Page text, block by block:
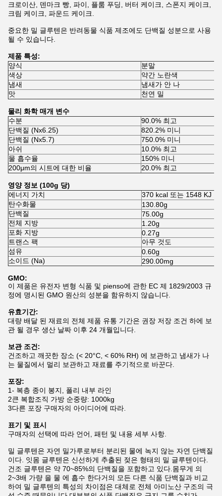
크로이산, 덴마크 빵, 파이, 플룸 푸딩, 버터 케이크, 스폰지 케이크,
크림 케이크, 파운드 케이크.
중요한 밀 글루텐은 반려동물 식품 제조에도 단백질 성분으로 사용
될 수 있습니다.
제품 특성:
양식
분말
색상
약간 노란색
냄새
냄새가 안 나
맛
천연 밀
물리 화학 매개 변수
수분
90.0% 최고
단백질 (Nx6.25)
820.2% 미니
단백질 (Nx5.7)
750.0% 미니
아쉬
10.0% 최고
물 흡수율
150% 미니
200μm의 시트에 대한 비율
20.0% 최고
영양 정보 (100g 당)
에너지 가치
370 kcal 또는 1548 KJ
탄수화물
130.80g
단백질
75.00g
전체 지방
1.20g
포화 지방
0.27g
트랜스 팩
아무 것도
섬유
0.60g
소이드 (Na)
290.00mg
GMO:
이 제품은 유전자 변형 식품 및 pienso에 관한 EC 제 1829/2003 규
정에 명시된 GMO 원산의 성분을 함유하지 않습니다.
유효기간:
대량 배달 된 재료의 전체 제품 유통 기간은 권장 저장 조건 하에 보
관 될 경우 생산 날짜 이후 24 개월입니다.
보관 조건:
건조하고 깨끗한 장소 (< 20°C, < 60% RH) 에 보관하고 냄새가 나
는 물질에서 멀리 보관하고 재료를 주기적으로 바꾼다.
포장:
1- 복층 종이 봉지, 폴리 내부 라인
2큰 복합조직 가방 순중량: 1000kg
3다른 포장 구매자의 아이디어에 따라.
표기 및 표시
구매자의 선택에 따라 언어, 패턴 및 내용 세부 사항.
밀 글루텐은 자연 밀가루로부터 분리된 물에 녹지 않는 자연 단백질
이다. 잇몸 글루텐은 신선하게 추출된 젖은 형태의 밀 글루텐이다.
건조 글루텐은 약 70~85%의 단백질을 포함하고 있다.몸무게 의
2~3배 가량 을 물 에 흡수 한다거의 모든 다른 식품 단백질과 비교
하여 밀 글루텐의 특성의 차이점은 대체로 전체 아미노산 구조의 극